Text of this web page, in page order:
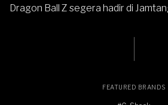
Dragon Ball Z segera hadir di
FEATURED BRANDS